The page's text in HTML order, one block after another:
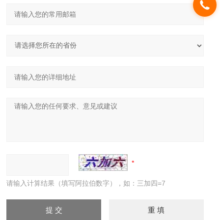
请输入计算结果（填写阿拉伯数字），如：三加四=7